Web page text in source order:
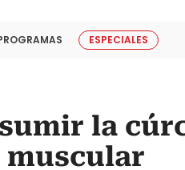
ESPECIALES
la